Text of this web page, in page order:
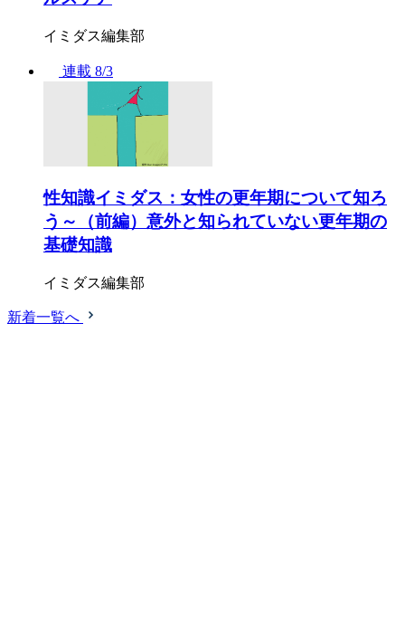
イミダス編集部
連載 8/3
性知識イミダス：女性の更年期について知ろ
う～（前編）意外と知られていない更年期の
基礎知識
イミダス編集部
新着一覧へ